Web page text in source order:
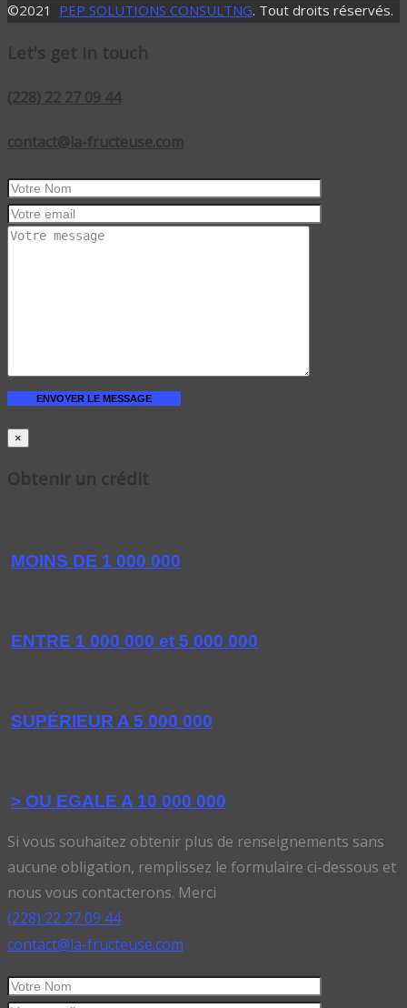
©2021 PEP SOLUTIONS CONSULTNG. Tout droits réservés.
×
MOINS DE 1 000 000
ENTRE 1 000 000 et 5 000 000
SUPÉRIEUR A 5 000 000
> OU EGALE A 10 000 000
Si vous souhaitez obtenir plus de renseignements sans
aucune obligation, remplissez le formulaire ci-dessous et
nous vous contacterons. Merci
(228) 22 27 09 44
contact@la-fructeuse.com